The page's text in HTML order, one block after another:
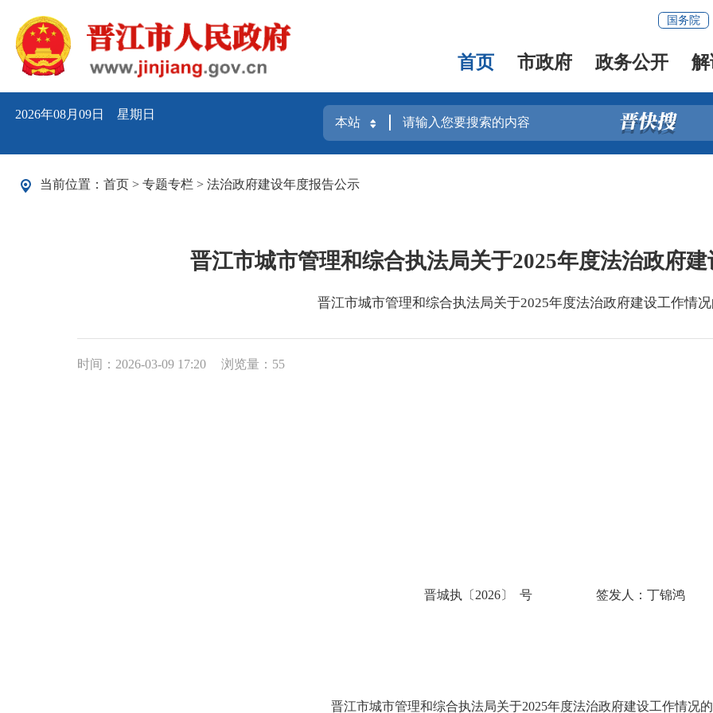
国务院
首页 市政府 政务公开
2026年08月09日 星期日
当前位置： 首页 > 专题专栏 > 法治政府建设年度报告公示
晋江市城市管理和综合执法局关于2025年度法治政府
晋江市城市管理和综合执法局关于2025年度法治政府建设工作情
时间：2026-03-09 17:20 浏览量： 55
晋城执 〔 2026〕 号 签发人： 丁锦鸿
晋江市城市管理和综合执法局关于2025年度法治政府建设工作情况